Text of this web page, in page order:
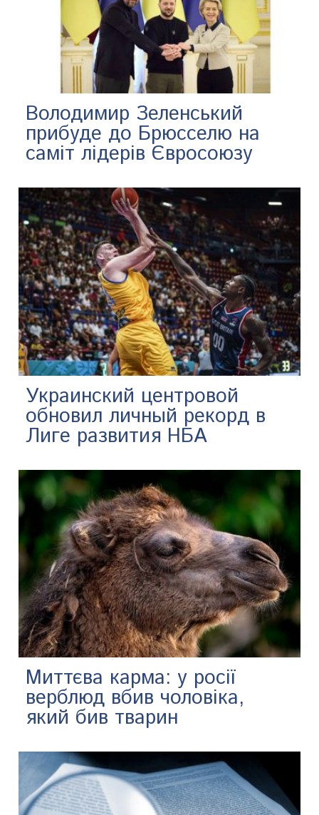
Володимир Зеленський
прибуде до Брюсселю на
саміт лідерів Євросоюзу
Украинский центровой
обновил личный рекорд в
Лиге развития НБА
Миттєва карма: у росії
верблюд вбив чоловіка,
який бив тварин